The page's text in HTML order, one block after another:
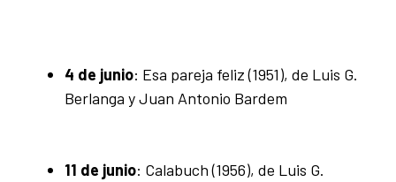
4 de junio: Esa pareja feliz (1951), de Luis G.
Berlanga y Juan Antonio Bardem
11 de junio: Calabuch (1956), de Luis G.